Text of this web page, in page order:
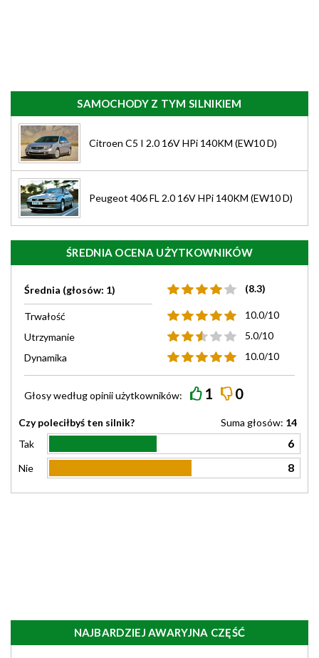
SAMOCHODY Z TYM SILNIKIEM
Citroen C5 I 2.0 16V HPi 140KM (EW10 D)
Peugeot 406 FL 2.0 16V HPi 140KM (EW10 D)
ŚREDNIA OCENA UŻYTKOWNIKÓW
Średnia (głosów: 1) (8.3)
Trwałość
10.0/10
Utrzymanie
5.0/10
Dynamika
10.0/10
Głosy wedługopiniiużytkowników: 1 0
Czy poleciłbyś ten silnik? Suma głosów: 14
Tak
6
Nie 8
NAJBARDZIEJ AWARYJNA CZĘŚĆ